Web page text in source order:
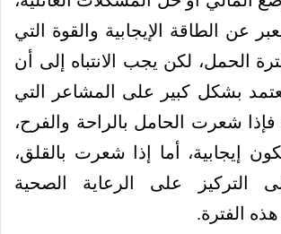
عن الطاقة الإيجابية والقوة التي
الحمل، لكن يجب الانتباه إلى أن
بشكل كبير على المشاعر التي
فإذا شعرت الحامل بالراحة والفرح،
إيجابية، أما إذا شعرت بالقلق،
التركيز على الرعاية الصحية
الفترة.